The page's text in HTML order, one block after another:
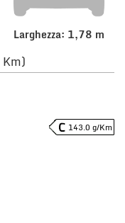
Larghezza: 1,78 m
143.0 g/Km